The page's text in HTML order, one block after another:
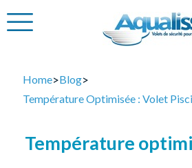
Home>Blog>
Température Optimisée : Volet
Température